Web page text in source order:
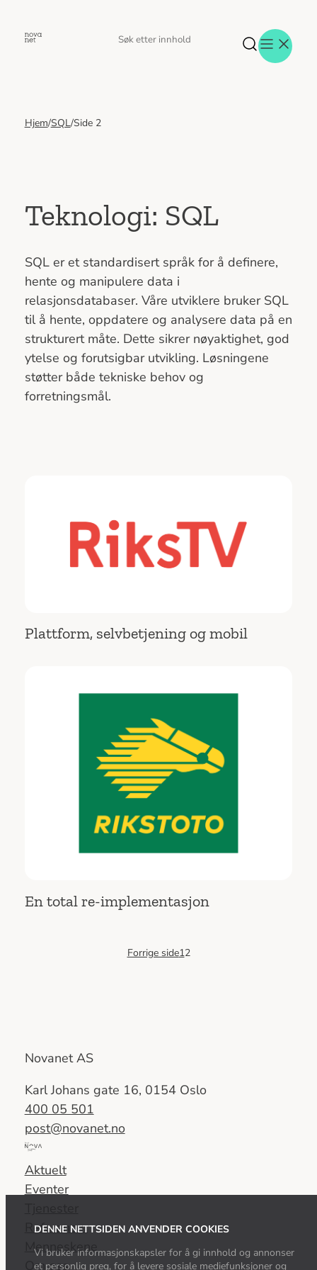
DENNE NETTSIDEN ANVENDER COOKIES
Vi bruker informasjonskapsler for å gi innhold og annonser
et personlig preg, for å levere sosiale mediefunksjoner og
Aktuelt
Menneskene
Om oss
Kontakt oss
Søk
Søk
Hjem/SQL/Side 2
Teknologi: SQL
SQL er et standardisert språk for å definere,
hente og manipulere data i
relasjonsdatabaser. Våre utviklere bruker SQL
til å hente, oppdatere og analysere data på en
strukturert måte. Dette sikrer nøyaktighet, god
ytelse og forutsigbar utvikling. Løsningene
støtter både tekniske behov og
forretningsmål.
Plattform, selvbetjening og mobil
En total re-implementasjon
Forrige side12
Novanet AS
Karl Johans gate 16, 0154 Oslo
400 05 501
post@novanet.no
Del
av
Nova
Group
Aktuelt
Eventer
Referanser
Menneskene
Om oss